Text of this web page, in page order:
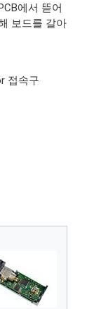
에서 뜯어
보드를 갈아
접속구